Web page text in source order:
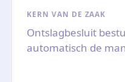
KERN VAN DE ZAAK
Ontslagbesluit
automatisch de